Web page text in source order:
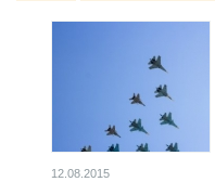
12.08.2015